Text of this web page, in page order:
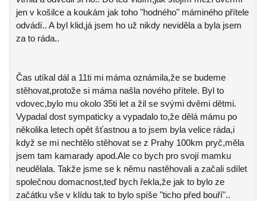
jen v košilce a koukám jak toho "hodného" máminého přítele
odvádí.. A byl klid,já jsem ho už nikdy neviděla a byla jsem
za to ráda..
Čas utíkal dál a 11ti mi máma oznámila,že se budeme
stěhovat,protože si máma našla nového přítele. Byl to
vdovec,bylo mu okolo 35ti let a žil se svými dvěmi dětmi.
Vypadal dost sympaticky a vypadalo to,že dělá mámu po
několika letech opět šťastnou a to jsem byla velice ráda,i
když se mi nechtělo stěhovat se z Prahy 100km pryč,měla
jsem tam kamarady apod.Ale co bych pro svojí mamku
neudělala. Takže jsme se k němu nastěhovali a začali sdílet
společnou domacnost,teď bych řekla,že jak to bylo ze
začátku vše v klídu tak to bylo spíše "ticho před bouří"..